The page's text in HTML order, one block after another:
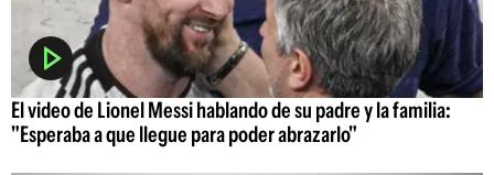
El video de Lionel Messi hablando de su padre y la familia:
"Esperaba a que llegue para poder abrazarlo"